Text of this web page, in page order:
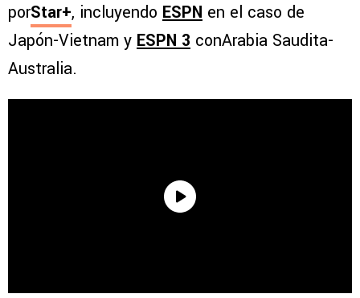
porStar+, incluyendo ESPN en el caso de
Japón-Vietnam y ESPN 3 conArabia Saudita-
Australia.